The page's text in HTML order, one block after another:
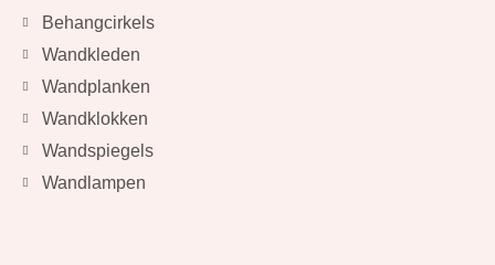
Behangcirkels
Wandkleden
Wandplanken
Wandklokken
Wandspiegels
Wandlampen